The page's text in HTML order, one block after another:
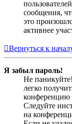
сообщения,
это
активнее
Вернуться к
Я забыл пароль!
Не
легко
конференцию
Следуйте
на